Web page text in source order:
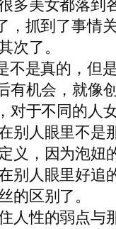
多美女都落到
抓到了事情
次了。
是真的，但
机会，就像
于不同的人
别人眼里不是
义，因为泡妞
别人眼里好追
的区别了。
人性的弱点与